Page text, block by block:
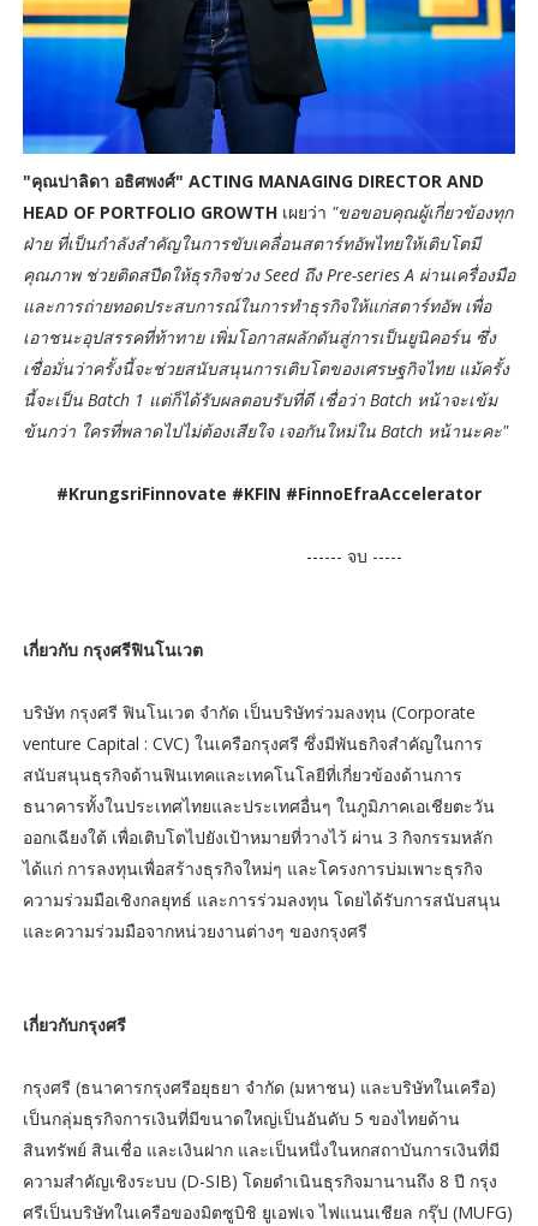
"คุณปาลิดา อธิศพงศ์" ACTING MANAGING DIRECTOR AND
HEAD OF PORTFOLIO GROWTH เผยว่า "ขอขอบคุณผู้เกี่ยวข้องทุก
ฝ่าย ที่เป็นกำลังสำคัญในการขับเคลื่อนสตาร์ทอัพไทยให้เติบโตมี
คุณภาพ ช่วยติดสปีดให้ธุรกิจช่วง Seed ถึง Pre-series A ผ่านเครื่องมือ
และการถ่ายทอดประสบการณ์ในการทำธุรกิจให้แก่สตาร์ทอัพ เพื่อ
เอาชนะอุปสรรคที่ท้าทาย เพิ่มโอกาสผลักดันสู่การเป็นยูนิคอร์น ซึ่ง
เชื่อมั่นว่าครั้งนี้จะช่วยสนับสนุนการเติบโตของเศรษฐกิจไทย แม้ครั้ง
นี้จะเป็น Batch 1 แต่ก็ได้รับผลตอบรับที่ดี เชื่อว่า Batch หน้าจะเข้ม
ข้นกว่า ใครที่พลาดไปไม่ต้องเสียใจ เจอกันใหม่ใน Batch หน้านะคะ"
#KrungsriFinnovate #KFIN #FinnoEfraAccelerator
------ จบ -----
เกี่ยวกับ กรุงศรีฟินโนเวต
บริษัท กรุงศรี ฟินโนเวต จำกัด เป็นบริษัทร่วมลงทุน (Corporate
venture Capital : CVC) ในเครือกรุงศรี ซึ่งมีพันธกิจสำคัญในการ
สนับสนุนธุรกิจด้านฟินเทคและเทคโนโลยีที่เกี่ยวข้องด้านการ
ธนาคารทั้งในประเทศไทยและประเทศอื่นๆ ในภูมิภาคเอเชียตะวัน
ออกเฉียงใต้ เพื่อเติบโตไปยังเป้าหมายที่วางไว้ ผ่าน 3 กิจกรรมหลัก
ได้แก่ การลงทุนเพื่อสร้างธุรกิจใหม่ๆ และโครงการบ่มเพาะธุรกิจ
ความร่วมมือเชิงกลยุทธ์ และการร่วมลงทุน โดยได้รับการสนับสนุน
และความร่วมมือจากหน่วยงานต่างๆ ของกรุงศรี
เกี่ยวกับกรุงศรี
กรุงศรี (ธนาคารกรุงศรีอยุธยา จำกัด (มหาชน) และบริษัทในเครือ)
เป็นกลุ่มธุรกิจการเงินที่มีขนาดใหญ่เป็นอันดับ 5 ของไทยด้าน
สินทรัพย์ สินเชื่อ และเงินฝาก และเป็นหนึ่งในหกสถาบันการเงินที่มี
ความสำคัญเชิงระบบ (D-SIB) โดยดำเนินธุรกิจมานานถึง 8 ปี กรุง
ศรีเป็นบริษัทในเครือของมิตซูบิชิ ยูเอฟเจ ไฟแนนเชียล กรุ๊ป (MUFG)